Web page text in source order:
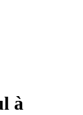
à